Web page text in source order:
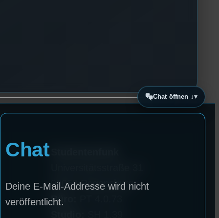
93053 Regensburg
Büro:
Chat öffnen ↓
Chat
Deine E-Mail-Addresse wird nicht
veröffentlicht.